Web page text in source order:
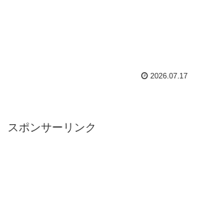
2026.07.17
スポンサーリンク